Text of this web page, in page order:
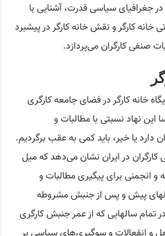
در جغرافیای سیاسی قدرت، آشنایی با
خانه کارگر و نقش خانه کارگر در پیشبرد
صنفی کارگران می‌پردازد.
خانه کارگر در فضای جامعه کارگری
این نهاد نسبتی با مطالبات و
دارد یا خیر، باید کمی به عقب برگردیم.
کارگران در ایران نشان می‌دهد که میل
و انجمنی برای پیگیری مطالبات و
پیش و پس از جنبش مشروطه
تمام سالهایی که از عمر جنبش کارگری